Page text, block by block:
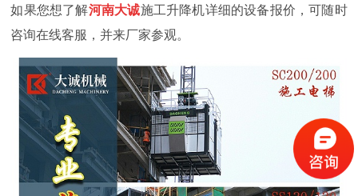
如果您想了解河南大诚施工升降机详细的设备报价，可随时
咨询在线客服，并来厂家参观。